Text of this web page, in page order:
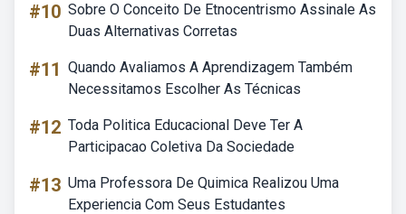
#10 Sobre O Conceito De Etnocentrismo Assinale As
Duas Alternativas Corretas
#11 Quando Avaliamos A Aprendizagem Também
Necessitamos Escolher As Técnicas
#12 Toda Politica Educacional Deve Ter A
Participacao Coletiva Da Sociedade
#13 Uma Professora De Quimica Realizou Uma
Experiencia Com Seus Estudantes